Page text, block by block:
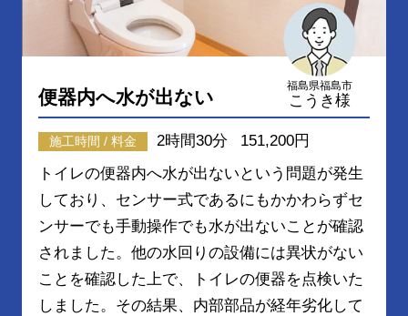
福島県福島市
こうき様
便器内へ水が出ない
施工時間 / 料金 2時間30分
151,200円
トイレの便器内へ水が出ないという問題が発生
しており、センサー式であるにもかかわらずセ
ンサーでも手動操作でも水が出ないことが確認
されました。他の水回りの設備には異状がない
ことを確認した上で、トイレの便器を点検いた
しました。その結果、内部部品が経年劣化して